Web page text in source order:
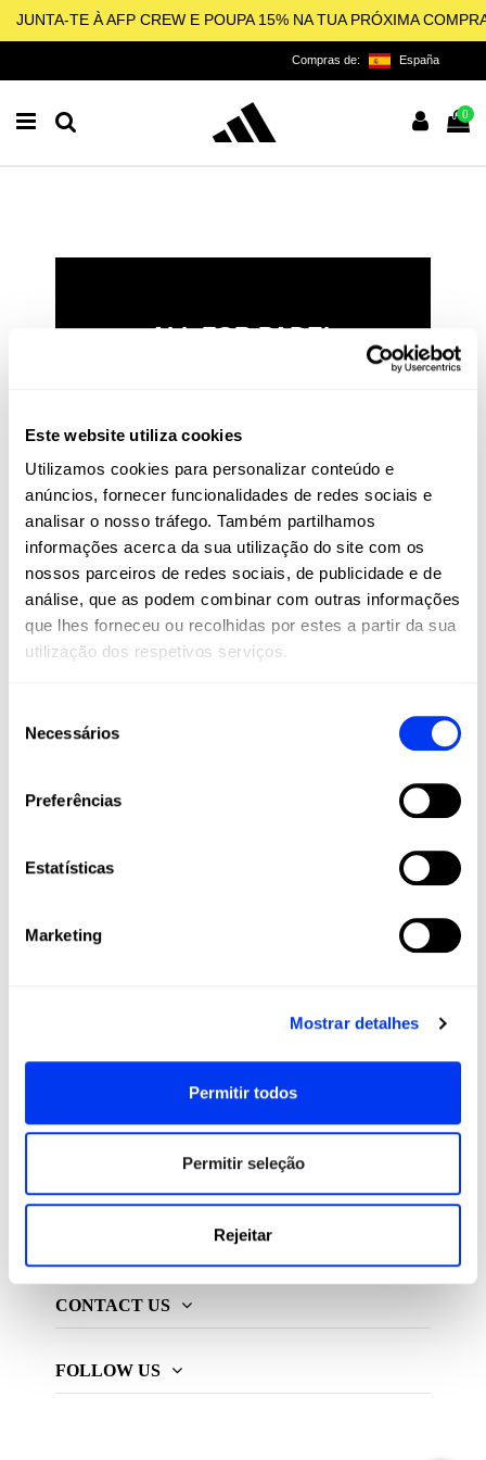
Este website utiliza cookies
Utilizamos cookies para personalizar conteúdo e
anúncios, fornecer funcionalidades de redes sociais e
analisar o nosso tráfego. Também partilhamos
informações acerca da sua utilização do site com os
nossos parceiros de redes sociais, de publicidade e de
análise, que as podem combinar com outras informações
que lhes forneceu ou recolhidas por estes a partir da sua
utilização dos respetivos serviços.
Necessários
Preferências
Estatísticas
Marketing
Mostrar detalhes
Permitir todos
Permitir seleção
Rejeitar
JUNTA-TE À AFP CREW E POUPA 15% NA TUA PRÓXIMA
Compras de: España
0
ALL FOR PADEL
LICENCIADO OFICIAL DA
TENNIS
O padel e o pickleball não são apenas esportes:
são um estilo de vida. Na All For Padel, levamos
estes esportes a todos os cantos do mundo,
oferecendo produtos adidas de alta qualidade
que combinam inovação, desempenho e estilo.
Raquetes, palas, calçado, roupa e acessórios
projetados para maximizar o seu jogo e
acompanhá-lo em cada etapa da sua jornada
Junte-se à nossa comunidade e viva o padel e
produtos de padel, pickleball e beach tennis
CONTACT US
FOLLOW US